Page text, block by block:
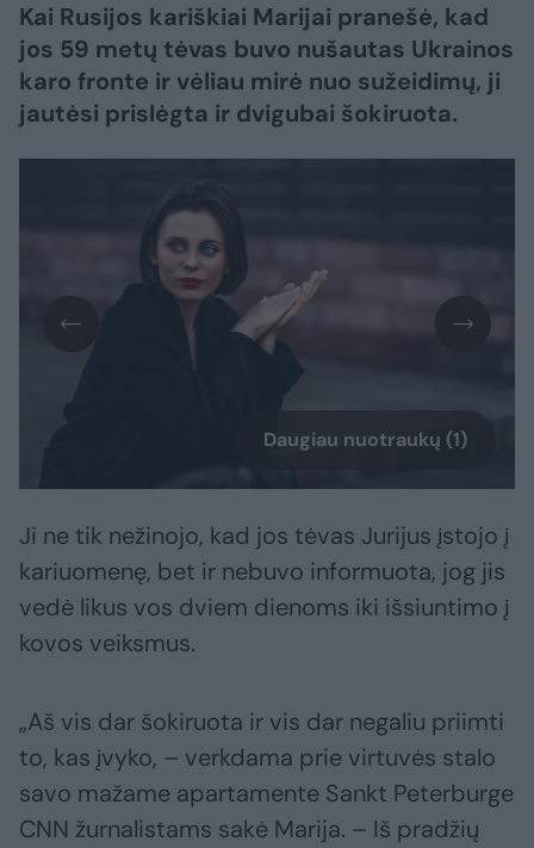
Kai Rusijos kariškiai Marijai pranešė, kad
jos 59 metų tėvas buvo nušautas Ukrainos
karo fronte ir vėliau mirė nuo sužeidimų, ji
jautėsi prislėgta ir dvigubai šokiruota.
Daugiau nuotraukų (1)
Ji ne tik nežinojo, kad jos tėvas Jurijus įstojo į
kariuomenę, bet ir nebuvo informuota, jog jis
vedė likus vos dviem dienoms iki išsiuntimo į
kovos veiksmus.
„Aš vis dar šokiruota ir vis dar negaliu priimti
to, kas įvyko, – verkdama prie virtuvės stalo
savo mažame apartamente Sankt Peterburge
CNN žurnalistams sakė Marija. – Iš pradžių